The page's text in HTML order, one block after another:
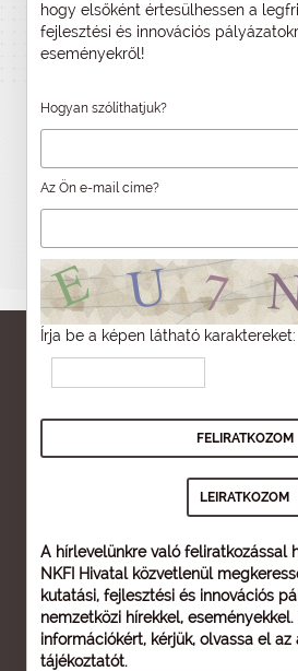
hogy elsőként értesülhessen a
fejlesztési és innovációs
eseményekről!
Hogyan szólíthatjuk?
Az Ön e-mail címe?
Írja be a képen látható karaktereket:
A hírlevelünkre való feliratkozással
NKFI Hivatal közvetlenül
kutatási, fejlesztési és innovációs
nemzetközi hírekkel,
információkért, kérjük, olvassa el az
tájékoztatót.